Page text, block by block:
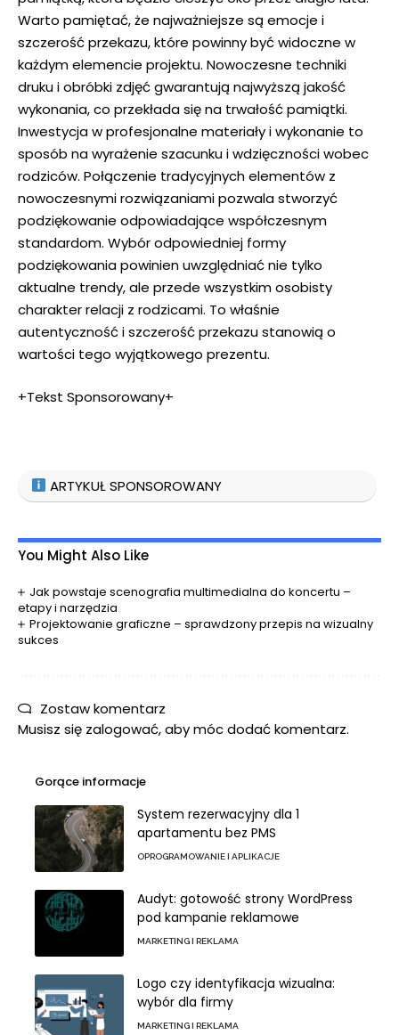
Warto pamiętać, że najważniejsze są emocje i
szczerość przekazu, które powinny być widoczne w
każdym elemencie projektu. Nowoczesne techniki
druku i obróbki zdjęć gwarantują najwyższą jakość
wykonania, co przekłada się na trwałość pamiątki.
Inwestycja w profesjonalne materiały i wykonanie to
sposób na wyrażenie szacunku i wdzięczności wobec
rodziców. Połączenie tradycyjnych elementów z
nowoczesnymi rozwiązaniami pozwala stworzyć
podziękowanie odpowiadające współczesnym
standardom. Wybór odpowiedniej formy
podziękowania powinien uwzględniać nie tylko
aktualne trendy, ale przede wszystkim osobisty
charakter relacji z rodzicami. To właśnie
autentyczność i szczerość przekazu stanowią o
wartości tego wyjątkowego prezentu.
+Tekst Sponsorowany+
ARTYKUŁ SPONSOROWANY
You Might Also Like
Jak powstaje scenografia multimedialna do koncertu –
etapy i narzędzia
Projektowanie graficzne – sprawdzony przepis na wizualny
sukces
Zostaw komentarz
Musisz się zalogować, aby móc dodać komentarz.
Gorące informacje
System rezerwacyjny dla 1
apartamentu bez PMS
OPROGRAMOWANIE I APLIKACJE
Audyt: gotowość strony WordPress
pod kampanie reklamowe
MARKETING I REKLAMA
Logo czy identyfikacja wizualna:
wybór dla firmy
MARKETING I REKLAMA